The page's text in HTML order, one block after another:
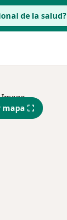
de la salud?